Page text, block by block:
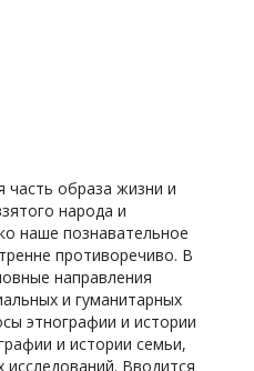
образа жизни и
народа и
наше познавательное
противоречиво. В
направления
и гуманитарных
этнографии и истории
и истории семьи,
исследований. Вводится